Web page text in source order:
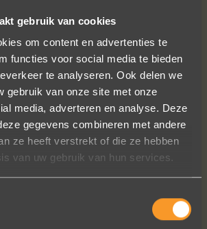
gebruik van cookies
om content en advertenties te
functies voor social media te bieden
te analyseren. Ook delen we
gebruik van onze site met onze
media, adverteren en analyse. Deze
gegevens combineren met andere
ze heeft verstrekt of die ze hebben
van uw gebruik van hun services.
prachtige sieraden! Na mn
heb ik nu aan mn andere